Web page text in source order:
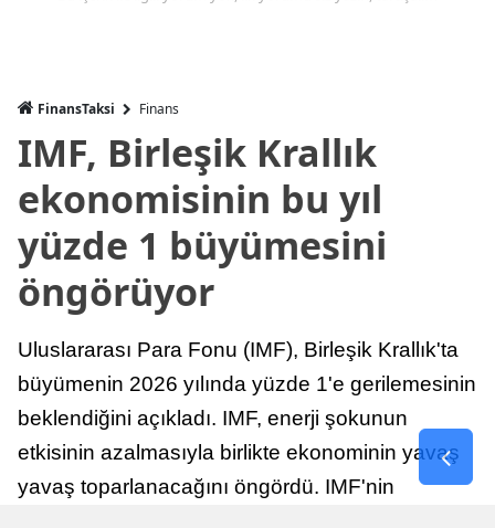
FinansTaksi Finans
IMF, Birleşik Krallık
ekonomisinin bu yıl
yüzde 1 büyümesini
öngörüyor
Uluslararası Para Fonu (IMF), Birleşik Krallık'ta
büyümenin 2026 yılında yüzde 1'e gerilemesinin
beklendiğini açıkladı. IMF, enerji şokunun
etkisinin azalmasıyla birlikte ekonominin yavaş
yavaş toparlanacağını öngördü. IMF'nin